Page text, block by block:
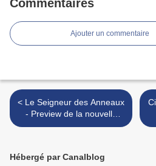
Commentaires
Ajouter un commentaire
< Le Seigneur des Anneaux
- Preview de la nouvelle
boite Battle for Edoras
Hébergé par Canalblog